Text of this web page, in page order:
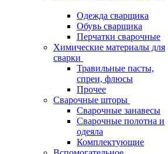
Одежда сварщика
Обувь сварщика
Перчатки сварочные
Химические материалы для
сварки
Травильные пасты,
спреи, флюсы
Прочее
Сварочные шторы
Сварочные занавесы
Сварочные полотна и
одеяла
Комплектующие